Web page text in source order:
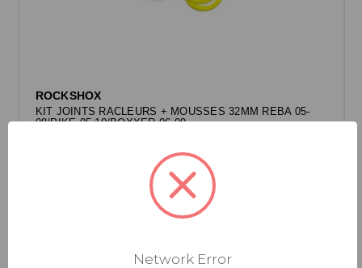
ROCKSHOX
KIT JOINTS RACLEURS + MOUSSES 32MM REBA 05-
08/PIKE 05-10/BOXXER 06-09
Connectez-vous pour voir les prix.
Network Error